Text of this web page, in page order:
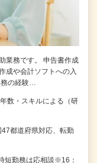
業務です。 申告書作成
成や会計ソフトへの⼊
の経験…
数・スキルによる（研
都道府県対応、転勤
短勤務は応相談※16：